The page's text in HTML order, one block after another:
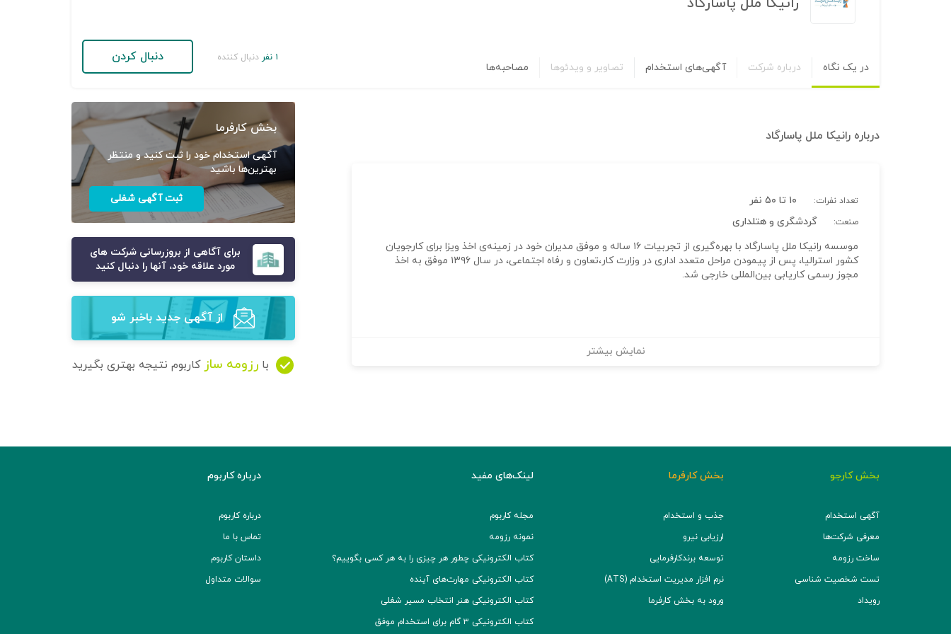
در یک نگاه درباره شرکت آگهی‌های استخدام تصاویر و ویدئوها مصاحبه‌ها
۱ نفر دنبال کننده دنبال کردن
درباره رانیکا ملل پاسارگاد
تعداد نفرات: ۱۰ تا ۵۰ نفر
صنعت:
گردشگری و هتلداری
موسسه‌ رانیکا ملل پاسارگاد با بهره‌گیری از تجربیات ۱۶ ساله‌ و موفق مدیران خود در زمینه‌ی اخذ ویزا برای کارجویان
کشور استرالیا، پس از پیمودن مراحل متعدد اداری در وزارت کار،تعاون و رفاه اجتماعی، در سال ۱۳۹۶ موفق به اخذ
مجوز رسمی کاریابی بین‌المللی خارجی شد.
نمایش بیشتر
بخش کارفرما
آگهی استخدام خود را ثبت کنید و منتظر
بهترین‌ها باشید
ثبت آگهی شغلی
برای آگاهی از بروزرسانی شرکت های
مورد علاقه خود، آنها را دنبال کنید
از آگهی‌ جدید باخبر شو
با رزومه ساز کاربوم نتیجه بهتری بگیرید
بخش کارجو
آگهی استخدام
معرفی شرکت‌ها
ساخت رزومه
تست شخصیت شناسی
رویداد
بخش کارفرما
جذب و استخدام
ارزیابی نیرو
توسعه برند‌کارفرمایی
نرم افزار مدیریت استخدام (ATS)
ورود به بخش کارفرما
لینک‌های مفید
مجله کاربوم
نمونه رزومه
کتاب الکترونیکی چطور هر چیزی را به هر کسی بگوییم؟
کتاب الکترونیکی مهارت‌های آینده
کتاب الکترونیکی هنر انتخاب مسیر شغلی
کتاب الکترونیکی ۳ گام برای استخدام موفق
درباره کاربوم
درباره کاربوم
تماس با ما
داستان کاربوم
سوالات متداول